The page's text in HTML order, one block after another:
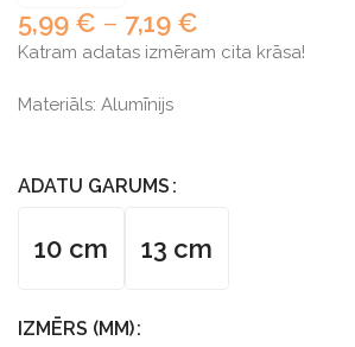
5,99 € – 7,19 €
Katram adatas izmēram cita krāsa!
Materiāls: Alumīnijs
ADATU GARUMS
10 cm 13 cm
IZMĒRS (MM)